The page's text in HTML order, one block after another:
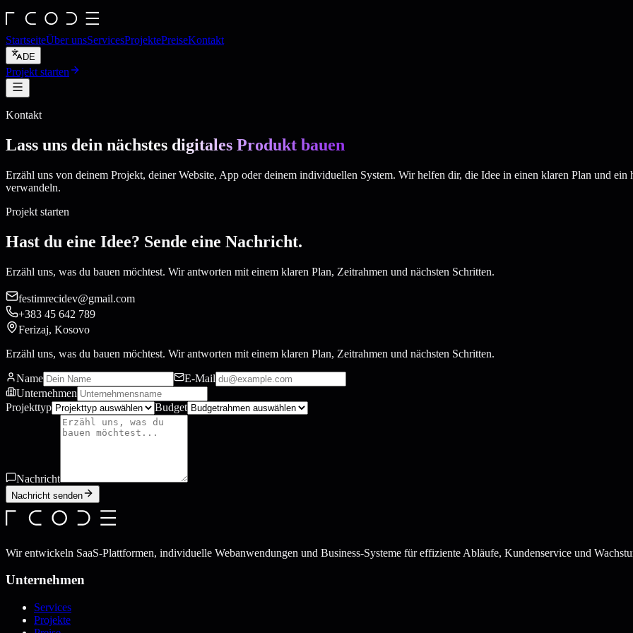
StartseiteÜber unsServicesProjektePreiseKontakt
DE
Projekt starten
Kontakt
Lass uns dein nächstes digitales Produkt bauen
Erzähl uns von deinem Projekt, deiner Website, App oder deinem individuellen System. Wir helfen dir, die Idee in einen klaren Plan und ein
verwandeln.
Projekt starten
Hast du eine Idee? Sende eine Nachricht.
Erzähl uns, was du bauen möchtest. Wir antworten mit einem klaren Plan, Zeitrahmen und nächsten Schritten.
festimrecidev@gmail.com
+383 45 642 789
Ferizaj, Kosovo
Erzähl uns, was du bauen möchtest. Wir antworten mit einem klaren Plan, Zeitrahmen und nächsten Schritten.
Name
E-Mail
Unternehmen
Projekttyp
Budget
Nachricht
Nachricht senden
Wir entwickeln SaaS-Plattformen, individuelle Webanwendungen und Business-Systeme für effiziente Abläufe, Kundenservice und
Unternehmen
Services
Projekte